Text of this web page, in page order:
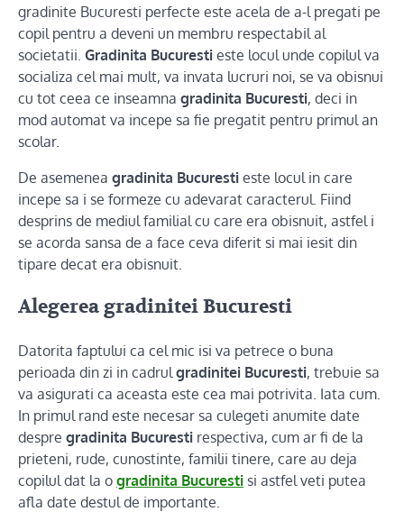
gradinite Bucuresti perfecte este acela de a-l pregati pe
copil pentru a deveni un membru respectabil al
societatii. Gradinita Bucuresti este locul unde copilul va
socializa cel mai mult, va invata lucruri noi, se va obisnui
cu tot ceea ce inseamna gradinita Bucuresti, deci in
mod automat va incepe sa fie pregatit pentru primul an
scolar.
De asemenea gradinita Bucuresti este locul in care
incepe sa i se formeze cu adevarat caracterul. Fiind
desprins de mediul familial cu care era obisnuit, astfel i
se acorda sansa de a face ceva diferit si mai iesit din
tipare decat era obisnuit.
Alegerea gradinitei Bucuresti
Datorita faptului ca cel mic isi va petrece o buna
perioada din zi in cadrulgradinitei Bucuresti, trebuie sa
va asigurati ca aceasta este cea mai potrivita. Iata cum.
In primul rand este necesar sa culegeti anumite date
despre gradinita Bucuresti respectiva, cum ar fi de la
prieteni, rude, cunostinte, familii tinere, care au deja
copilul dat la o gradinita Bucuresti si astfel veti putea
afla date destul de importante.